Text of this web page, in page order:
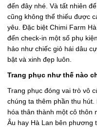
đến đây nhé. Và tất nhiên
cũng không thể thiếu được
yêu. Đặc biệt Chimi Farm
đến check-in một số phụ
hảo như chiếc giỏ hái dâu
bật và xinh đẹp luôn.
Trang phục như thế nào
Trang phục đóng vai trò vô
chúng ta thêm phần thu
hóa thân thành một cô thôn
Âu hay Hà Lan bên phương